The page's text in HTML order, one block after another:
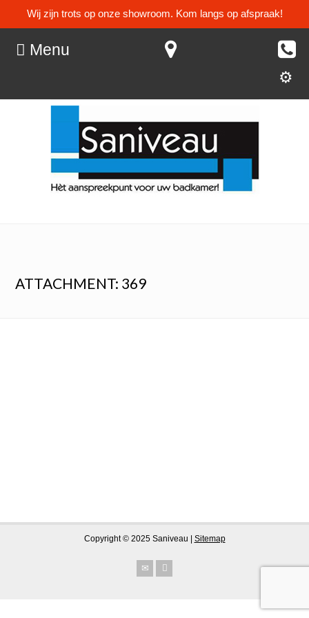
Wij zijn trots op onze showroom. Kom langs op afspraak!
Menu
ATTACHMENT: 369
Copyright © 2025 Saniveau | Sitemap